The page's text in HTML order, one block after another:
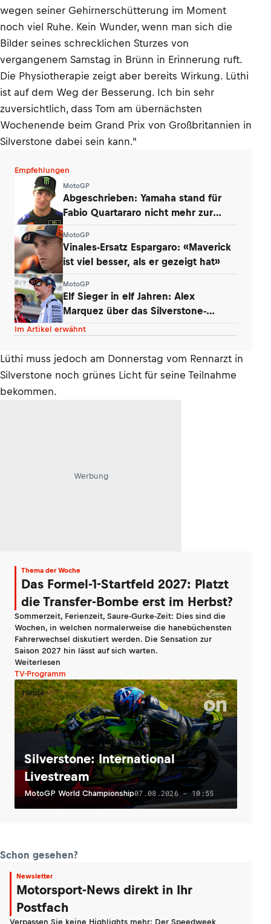
wegen seiner Gehirnerschütterung im Moment
noch viel Ruhe. Kein Wunder, wenn man sich die
Bilder seines schrecklichen Sturzes von
vergangenem Samstag in Brünn in Erinnerung ruft.
Die Physiotherapie zeigt aber bereits Wirkung. Lüthi
ist auf dem Weg der Besserung. Ich bin sehr
zuversichtlich, dass Tom am übernächsten
Wochenende beim Grand Prix von Großbritannien in
Silverstone dabei sein kann."
Empfehlungen
MotoGP
Abgeschrieben: Yamaha stand für
Fabio Quartararo nicht mehr zur
MotoGP
Vinales-Ersatz Espargaro: «Maverick
ist viel besser, als er gezeigt hat»
MotoGP
Elf Sieger in elf Jahren: Alex
Marquez über das Silverstone-
Phänomen
Im Artikel erwähnt
Lüthi muss jedoch am Donnerstag vom Rennarzt in
Silverstone noch grünes Licht für seine Teilnahme
bekommen.
Werbung
Thema der Woche
Das Formel-1-Startfeld 2027: Platzt
die Transfer-Bombe erst im Herbst?
Sommerzeit, Ferienzeit, Saure-Gurke-Zeit: Dies sind die
Wochen, in welchen normalerweise die hanebüchensten
Fahrerwechsel diskutiert werden. Die Sensation zur
Saison 2027 hin lässt auf sich warten.
Weiterlesen
TV-Programm
Heute
Silverstone: International
Livestream
MotoGP World Championship07.08.2026 - 10:55
Schon gesehen?
Newsletter
Motorsport-News direkt in Ihr
Postfach
Verpassen Sie keine Highlights mehr: Der Speedweek